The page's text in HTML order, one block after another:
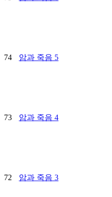
74 암과 죽음 5
73 암과 죽음 4
72 암과 죽음 3